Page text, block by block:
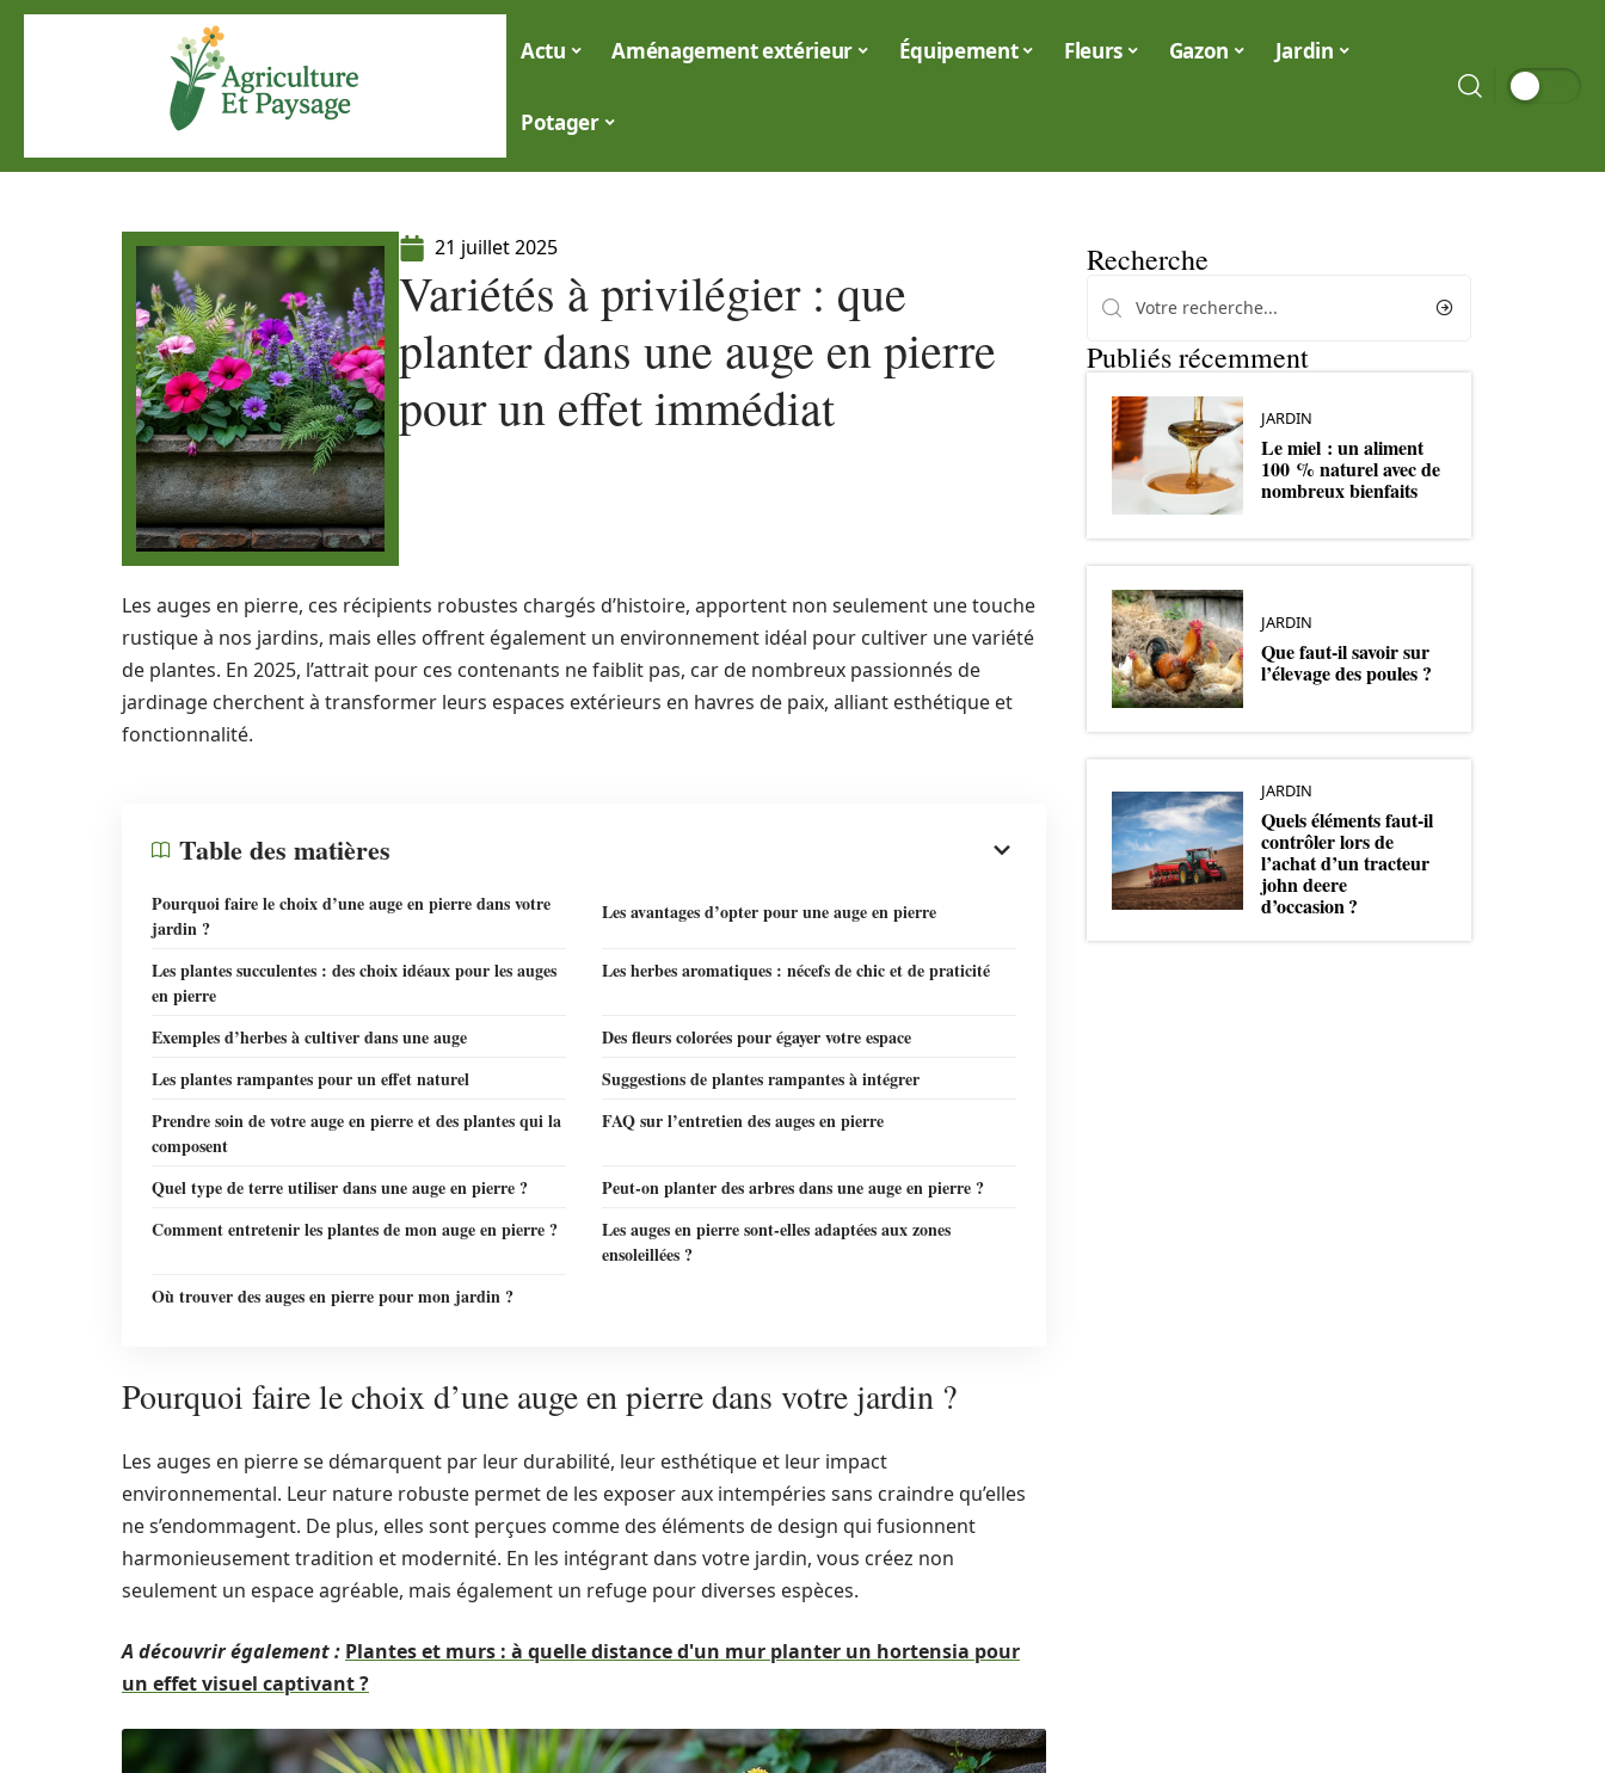
Actu Aménagement extérieur Équipement Fleurs Gazon Jardin
Potager
21 juillet 2025
Variétés à privilégier : que
planter dans une auge en pierre
pour un effet immédiat
Les auges en pierre, ces récipients robustes chargés d’histoire, apportent non seulement une touche
rustique à nos jardins, mais elles offrent également un environnement idéal pour cultiver une variété
de plantes. En 2025, l’attrait pour ces contenants ne faiblit pas, car de nombreux passionnés de
jardinage cherchent à transformer leurs espaces extérieurs en havres de paix, alliant esthétique et
fonctionnalité.
Table des matières
Pourquoi faire le choix d’une auge en pierre dans votre
jardin ?
Les avantages d’opter pour une auge en pierre
Les plantes succulentes : des choix idéaux pour les auges
en pierre
Les herbes aromatiques : nécefs de chic et de praticité
Exemples d’herbes à cultiver dans une auge
Des fleurs colorées pour égayer votre espace
Les plantes rampantes pour un effet naturel
Suggestions de plantes rampantes à intégrer
Prendre soin de votre auge en pierre et des plantes qui la
composent
FAQ sur l’entretien des auges en pierre
Quel type de terre utiliser dans une auge en pierre ?
Peut-on planter des arbres dans une auge en pierre ?
Comment entretenir les plantes de mon auge en pierre ?
Les auges en pierre sont-elles adaptées aux zones
ensoleillées ?
Où trouver des auges en pierre pour mon jardin ?
Pourquoi faire le choix d’une auge en pierre dans votre jardin ?
Les auges en pierre se démarquent par leur durabilité, leur esthétique et leur impact
environnemental. Leur nature robuste permet de les exposer aux intempéries sans craindre qu’elles
ne s’endommagent. De plus, elles sont perçues comme des éléments de design qui fusionnent
harmonieusement tradition et modernité. En les intégrant dans votre jardin, vous créez non
seulement un espace agréable, mais également un refuge pour diverses espèces.
A découvrir également : Plantes et murs : à quelle distance d'un mur planter un hortensia pour
un effet visuel captivant ?
Recherche
Publiés récemment
JARDIN
Le miel : un aliment
100 % naturel avec de
nombreux bienfaits
JARDIN
Que faut-il savoir sur
l’élevage des poules ?
JARDIN
Quels éléments faut-il
contrôler lors de
l’achat d’un tracteur
john deere
d’occasion ?